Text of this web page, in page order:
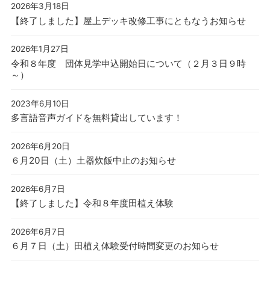
2026年3月18日
【終了しました】屋上デッキ改修工事にともなうお知らせ
2026年1月27日
令和８年度 団体見学申込開始日について（２月３日９時
～）
2023年6月10日
多言語音声ガイドを無料貸出しています！
2026年6月20日
６月20日（土）土器炊飯中止のお知らせ
2026年6月7日
【終了しました】令和８年度田植え体験
2026年6月7日
６月７日（土）田植え体験受付時間変更のお知らせ